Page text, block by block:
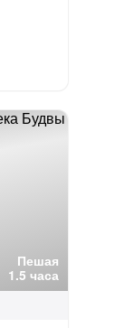
Пешая
1.5 часа